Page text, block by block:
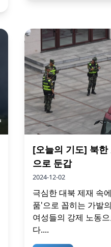
[오늘의 기도] 북
으로 둔갑
2024-12-02
극심한 대북 제재 속
품'으로 꼽히는 가발
여성들의 강제 노동
다....